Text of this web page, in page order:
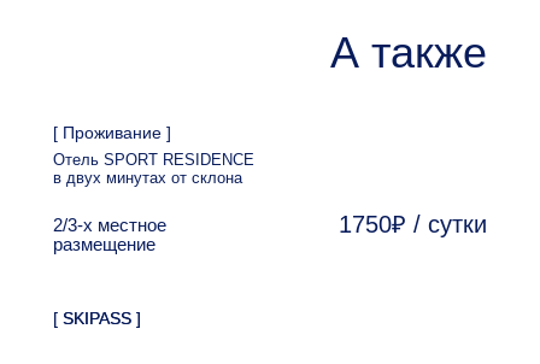
Отель SPORT RESIDENCE
в двух минутах от склона
2/3-х местное
размещение
1750₽ / сутки
А также
[ SKIPASS ]
[ SKIPASS ]
[ Проживание ]